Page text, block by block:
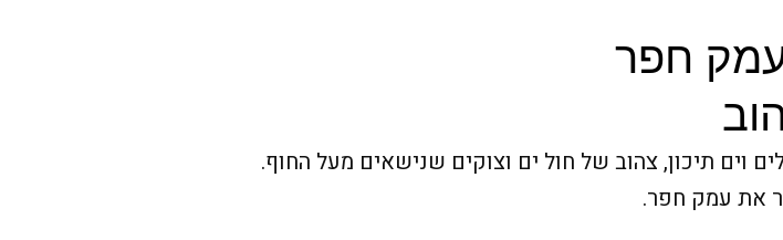
חפר
וים תיכון, צהוב של חול ים וצוקים שנישאים מעל החוף.
את עמק חפר.